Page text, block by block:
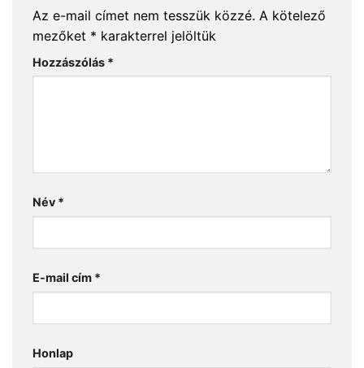
Az e-mail címet nem tesszük közzé. A kötelező
mezőket * karakterrel jelöltük
Hozzászólás *
Név *
E-mail cím *
Honlap